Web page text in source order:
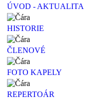
ÚVOD - AKTUALITA
HISTORIE
ČLENOVÉ
FOTO KAPELY
REPERTOÁR